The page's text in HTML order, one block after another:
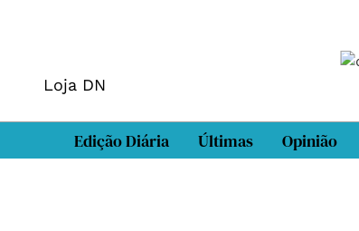
Loja DN
Edição Diária Últimas Opinião